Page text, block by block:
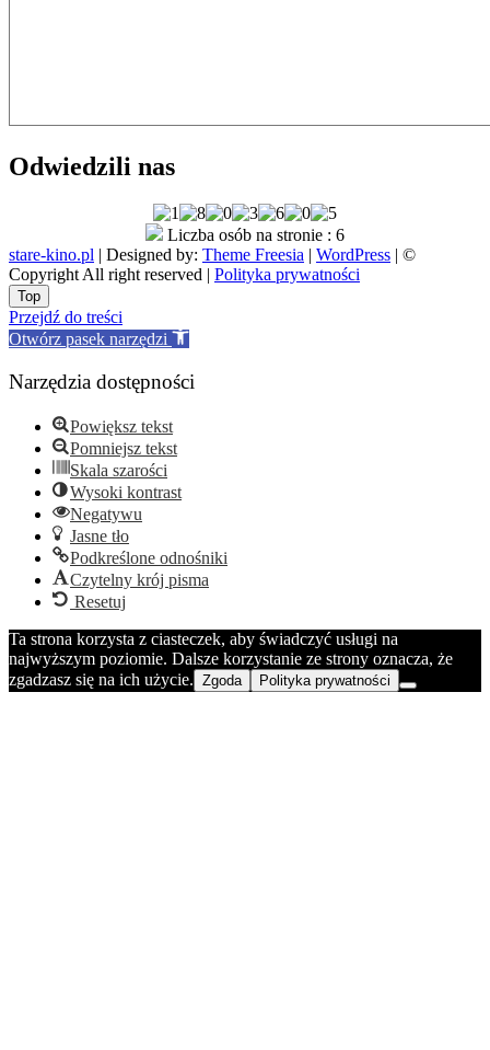
Odwiedzili nas
Liczba osób na stronie : 6
stare-kino.pl | Designed by: Theme Freesia | WordPress | ©
Copyright All right reserved | Polityka prywatności
Go
to
top
Top
Przejdź do treści
Otwórz pasek narzędzi
Narzędzia dostępności
Powiększ tekst
Pomniejsz tekst
Skala szarości
Wysoki kontrast
Negatywu
Jasne tło
Podkreślone odnośniki
Czytelny krój pisma
Resetuj
Ta strona korzysta z ciasteczek, aby świadczyć usługi na
najwyższym poziomie. Dalsze korzystanie ze strony oznacza, że
zgadzasz się na ich użycie. Zgoda Polityka prywatności